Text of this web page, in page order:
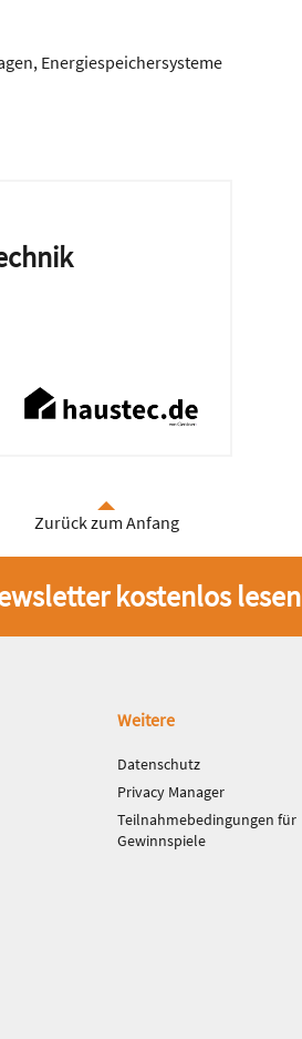
Energiespeichersysteme
Zurück zum Anfang
kostenlos lesen
Weitere
Datenschutz
Privacy Manager
Teilnahmebedingungen für
Gewinnspiele